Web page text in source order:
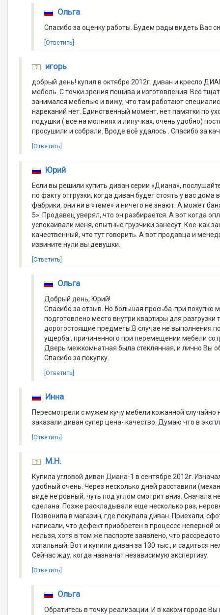
Ольга
Спасибо за оценку работы. Будем рады видеть Вас
[Ответить]
игорь
добрый день! купил в октябре 2012г. диван и кресло
мебель. С точки зрения пошива и изготовления. Всё
занимался мебелью и вижу, что там работают
нареканий нет. Единственный момент, нет памятки по
подушки ( все на молниях и липучках, очень удобно)
просушили и собрали. Вроде всё удалось . Спасибо за
[Ответить]
Юрий
Если вы решили купить диван серии «Диана»,
по факту отгрузки, когда диван будет стоять у вас
фабрики, они ни в «теме» и ничего не знают. А может
5». Продавец уверял, что он разбирается. А вот когда
успокаивали меня, опытные грузчики занесут. Кое-как
качественный, что тут говорить. А вот продавца и
извините нули вы девушки.
[Ответить]
Ольга
Добрый день, Юрий!
Спасибо за отзыв. Но большая просьба-при покупке
подготовлено место внутри квартиры для
дорогостоящие предметы.В случае не выполнения
ущерба , причиненного при перемещении мебели
Дверь межкомнатная была стеклянная, и лично Вы
Спасибо за покупку.
[Ответить]
Инна
Пересмотрели с мужем кучу мебели кожанной
заказали диван супер цена- качество. Думаю что в
[Ответить]
М.Н.
Купила угловой диван Диана-1 в сентябре 2012г.
удобный очень. Через несколько дней расставили
виде не ровный, чуть под углом смотрит вниз. Сначала
сделана. Позже раскладывали еще несколько раз,
Позвонила в магазин, где покупала диван. Приехали,
написали, что дефект приобретен в процессе неверной
нельзя, хотя в том же паспорте заявлено, что
хспальный. Вот и купили диван за 130 тыс., и садиться
Сейчас жду, когда назначат независимую экспертизу.
[Ответить]
Ольга
Обратитесь в точку реализации. И в каком городе